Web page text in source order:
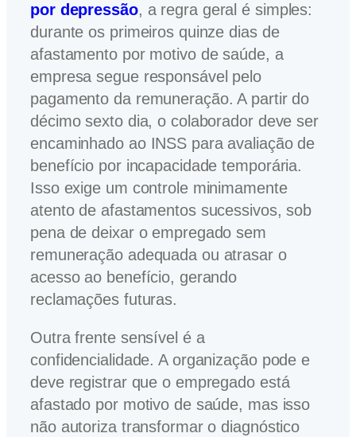
por depressão, a regra geral é simples:
durante os primeiros quinze dias de
afastamento por motivo de saúde, a
empresa segue responsável pelo
pagamento da remuneração. A partir do
décimo sexto dia, o colaborador deve ser
encaminhado ao INSS para avaliação de
benefício por incapacidade temporária.
Isso exige um controle minimamente
atento de afastamentos sucessivos, sob
pena de deixar o empregado sem
remuneração adequada ou atrasar o
acesso ao benefício, gerando
reclamações futuras.
Outra frente sensível é a
confidencialidade. A organização pode e
deve registrar que o empregado está
afastado por motivo de saúde, mas isso
não autoriza transformar o diagnóstico